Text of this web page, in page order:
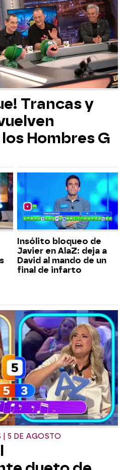
Trancas y
Hombres G
Insólito bloqueo de
Javier en AlaZ: deja a
David al mando de un
final de infarto
| 5 DE AGOSTO